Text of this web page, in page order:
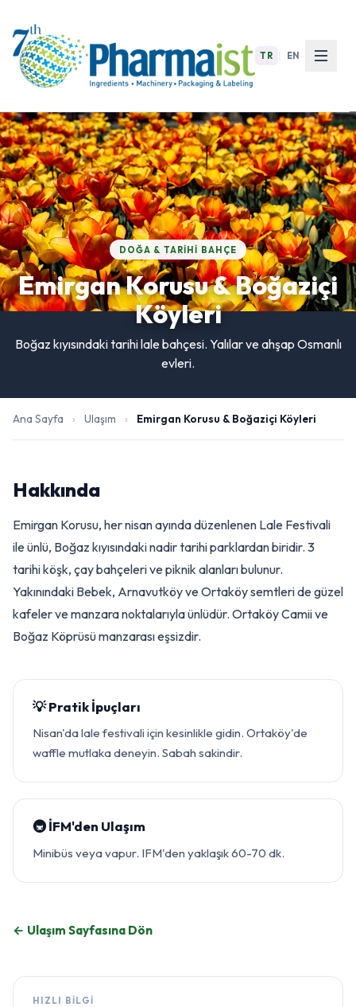
TR EN
DOĞA & TARIHI BAHÇE
Emirgan Korusu & Boğaziçi
Köyleri
Boğaz kıyısındaki tarihi lale bahçesi. Yalılar ve ahşap Osmanlı
evleri.
Ana Sayfa › Ulaşım › Emirgan Korusu & Boğaziçi Köyleri
Hakkında
Emirgan Korusu, her nisan ayında düzenlenen Lale Festivali
ile ünlü, Boğaz kıyısındaki nadir tarihi parklardan biridir. 3
tarihi köşk, çay bahçeleri ve piknik alanları bulunur.
Yakınındaki Bebek, Arnavutköy ve Ortaköy semtleri de güzel
kafeler ve manzara noktalarıyla ünlüdür. Ortaköy Camii ve
Boğaz Köprüsü manzarası eşsizdir.
💡 Pratik İpuçları
Nisan'da lale festivali için kesinlikle gidin. Ortaköy'de
waffle mutlaka deneyin. Sabah sakindir.
🚇 İFM'den Ulaşım
Minibüs veya vapur. IFM'den yaklaşık 60-70 dk.
← Ulaşım Sayfasına Dön
HIZLI BILGI